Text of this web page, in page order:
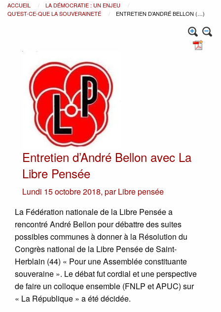
ACCUEIL
LA DÉMOCRATIE : UN ENJEU
QU’EST-CE-QUE LA SOUVERAINETÉ
ENTRETIEN D’ANDRÉ BELLON (…)
Entretien d’André Bellon avec La
Libre Pensée
Lundi 15 octobre 2018, parLibre pensée
La Fédération nationale de la Libre Pensée a
rencontré André Bellon pour débattre des suites
possibles communes à donner à la Résolution du
Congrès national de la Libre Pensée de Saint-
Herblain (44) « Pour une Assemblée constituante
souveraine ». Le débat fut cordial et une perspective
de faire un colloque ensemble (FNLP et APUC) sur
« La République » a été décidée.